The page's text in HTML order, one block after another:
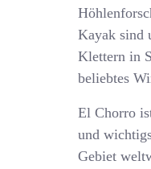
Kayak sind
Klettern in
beliebtes
El Chorro
und
Gebiet